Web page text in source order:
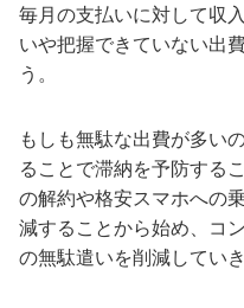
毎月の支払いに対して収
いや把握できていない出
う。
もしも無駄な出費が多い
ることで滞納を予防する
の解約や格安スマホへの
減することから始め、コ
の無駄遣いを削減していき